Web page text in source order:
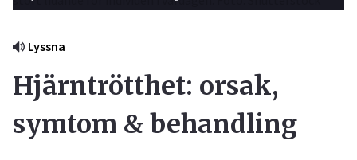
Lyssna
Hjärntrötthet: orsak,
symtom & behandling